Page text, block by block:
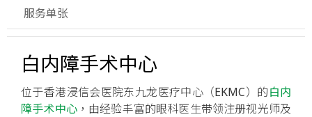
服务单张
白内障手术中心
位于香港浸信会医院东九龙医疗中心（EKMC）的白内
障手术中心，由经验丰富的眼科医生带领注册视光师及